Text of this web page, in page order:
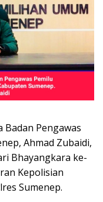
Badan Pengawas
Ahmad Zubaidi,
Bhayangkara ke-
Kepolisian
Sumenep.